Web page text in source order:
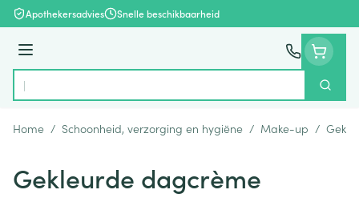
Ga naar de inhoud
Apothekersadvies Snelle beschikbaarheid
Menu
Product, merk, categorie...
Zoek
Home / Schoonheid, verzorging en hygiëne / Make-up /
Gekleurde dagcrème